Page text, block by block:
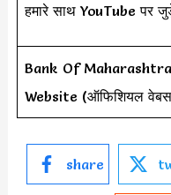
हमारे साथ YouTube पर
Bank Of
Website (ऑफिशियल
share